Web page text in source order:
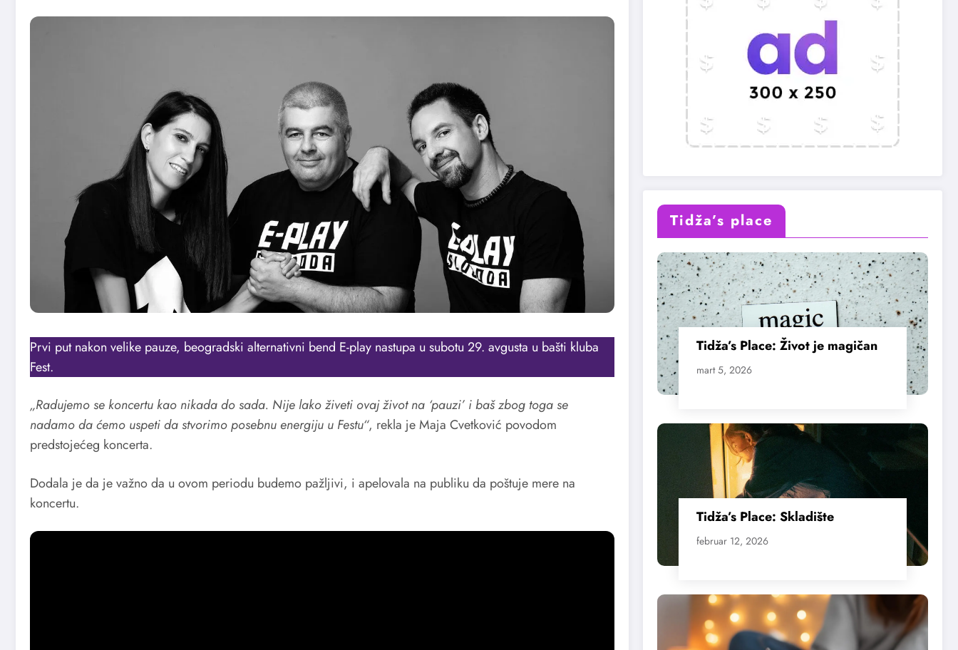
Prvi put nakon velike pauze, beogradski alternativni bend E-play nastupa u subotu 29. avgusta u bašti kluba
Fest.
„Radujemo se koncertu kao nikada do sada. Nije lako živeti ovaj život na ‘pauzi’ i baš zbog toga se
nadamo da ćemo uspeti da stvorimo posebnu energiju u Festu“, rekla je Maja Cvetković povodom
predstojećeg koncerta.
Dodala je da je važno da u ovom periodu budemo pažljivi, i apelovala na publiku da poštuje mere na
koncertu.
Tidža’s place
Tidža’s Place: Život je magičan
mart 5, 2026
Tidža’s Place: Skladište
februar 12, 2026